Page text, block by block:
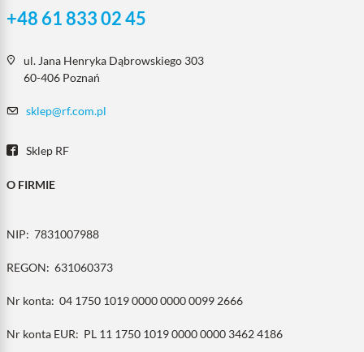
+48 61 833 02 45
ul. Jana Henryka Dąbrowskiego 303
60-406 Poznań
sklep@rf.com.pl
Sklep RF
O FIRMIE
NIP: 7831007988
REGON: 631060373
Nr konta: 04 1750 1019 0000 0000 0099 2666
Nr konta EUR: PL 11 1750 1019 0000 0000 3462 4186